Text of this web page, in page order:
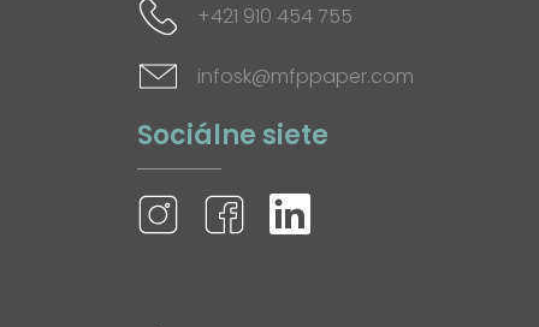
+421 910 454 755
infosk@mfppaper.com
Sociálne siete